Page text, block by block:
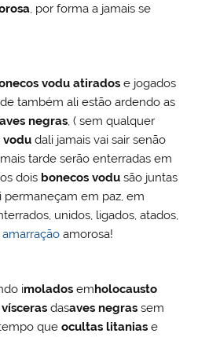
, por forma a jamais se
vodu atirados e jogados
também ali estão ardendo as
aves negras, ( sem qualquer
vodudali jamais vai sair senão
tarde serão enterradas em
dois bonecos vodu são juntas
permaneçam em paz, em
unidos, ligados, atados,
amarração amorosa!
imolados em holocausto
dasaves negras sem
queocultas litanias e